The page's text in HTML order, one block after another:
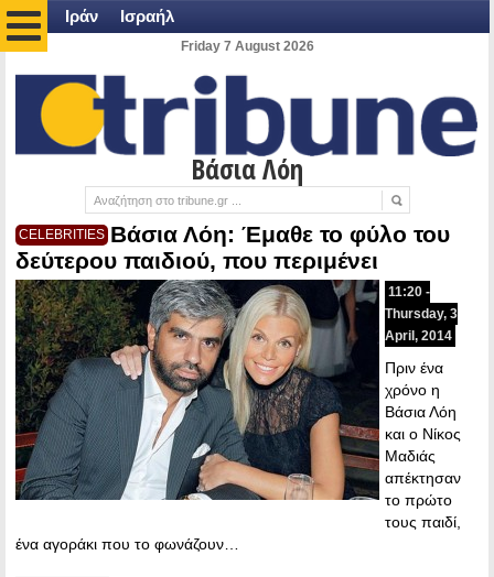
Ιράν Ισραήλ
Friday 7 August 2026
Βάσια Λόη
CELEBRITIES Βάσια Λόη: Έμαθε το φύλο του
δεύτερου παιδιού, που περιμένει
11:20 -
Thursday, 3
April, 2014
Πριν ένα
χρόνο η
Βάσια Λόη
και ο Νίκος
Μαδιάς
απέκτησαν
το πρώτο
τους παιδί,
ένα αγοράκι που το φωνάζουν…